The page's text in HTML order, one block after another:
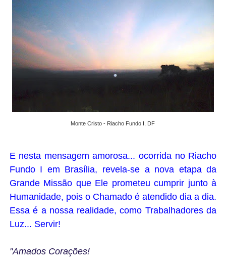
Monte Cristo - Riacho Fundo I, DF
E nesta mensagem amorosa... ocorrida no Riacho
Fundo I em Brasília, revela-se a nova etapa da
Grande Missão que Ele prometeu cumprir junto à
Humanidade, pois o Chamado é atendido dia a dia.
Essa é a nossa realidade, como Trabalhadores da
Luz... Servir!
"Amados Corações!